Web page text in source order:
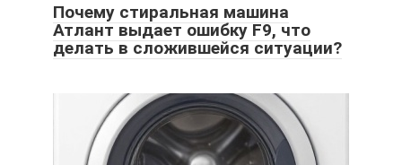
Почему стиральная машина
Атлант выдает ошибку F9, что
делать в сложившейся ситуации?